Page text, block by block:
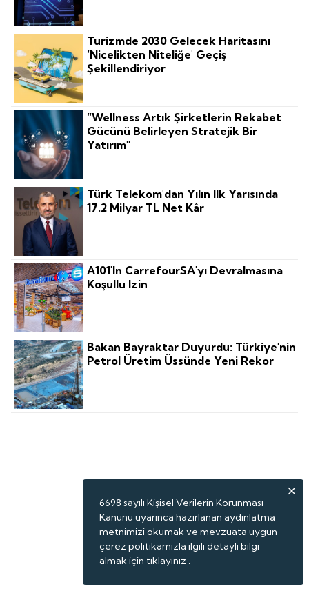
Turizmde 2030 Gelecek Haritasını
‘nicelikten Niteliğe' Geçiş
Şekillendiriyor
“Wellness Artık Şirketlerin Rekabet
Gücünü Belirleyen Stratejik Bir
Yatırım"
Türk Telekom'dan Yılın Ilk Yarısında
17.2 Milyar TL Net Kâr
A101'in CarrefourSA'yı Devralmasına
Koşullu Izin
Bakan Bayraktar Duyurdu: Türkiye'nin
Petrol Üretim Üssünde Yeni Rekor
6698 sayılı Kişisel Verilerin Korunması
Kanunu uyarınca hazırlanan aydınlatma
metnimizi okumak ve mevzuata uygun
çerez politikamızla ilgili detaylı bilgi
almak için tıklayınız .